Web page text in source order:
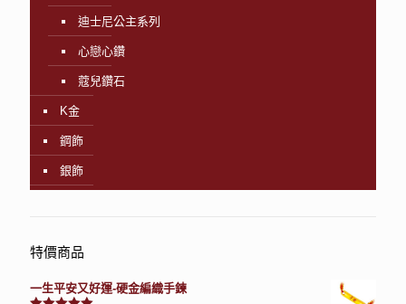
迪士尼公主系列
心戀心鑽
蔻兒鑽石
K金
鋼飾
銀飾
特價商品
一生平安又好運-硬金編織手鍊